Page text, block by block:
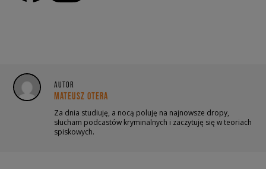
AUTOR
MATEUSZ OTERA
Za dnia studiuję, a nocą poluję na najnowsze dropy,
słucham podcastów kryminalnych i zaczytuję się w teoriach
spiskowych.